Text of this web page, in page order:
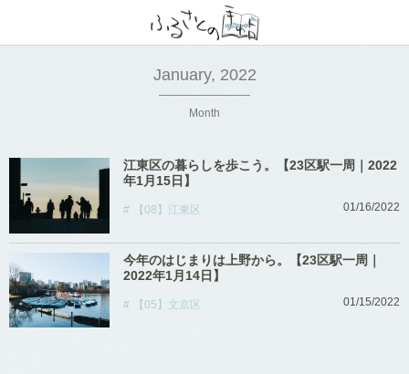
January, 2022
Month
江東区の暮らしを歩こう。【23区駅一周｜2022
年1月15日】
【08】江東区 01/16/2022
今年のはじまりは上野から。【23区駅一周｜
2022年1月14日】
【05】文京区 01/15/2022